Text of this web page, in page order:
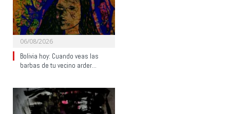
06/08/2026
Bolivia hoy: Cuando veas las
barbas de tu vecino arder…